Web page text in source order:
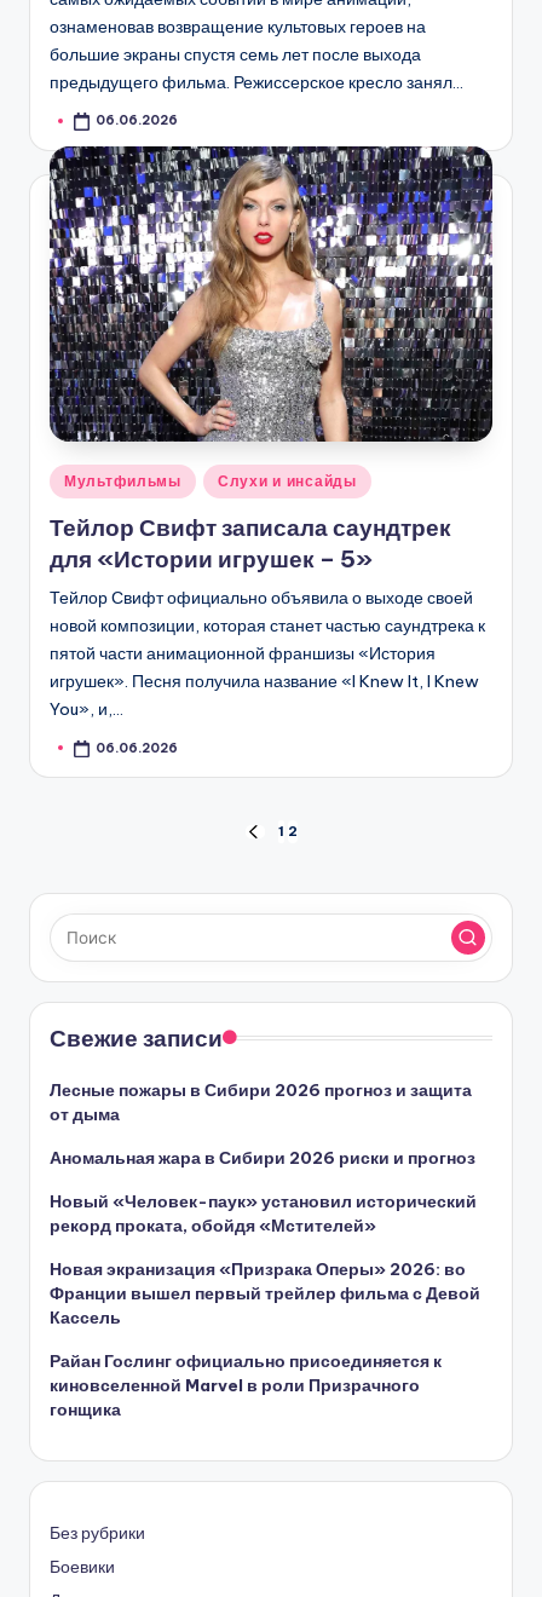
ознаменовав возвращение культовых героев на
большие экраны спустя семь лет после выхода
предыдущего фильма. Режиссерское кресло занял…
06.06.2026
Опубликовано
Мультфильмы Слухи и инсайды
Тейлор Свифт записала саундтрек
для «Истории игрушек – 5»
Тейлор Свифт официально объявила о выходе своей
новой композиции, которая станет частью саундтрека к
пятой части анимационной франшизы «История
игрушек». Песня получила название «I Knew It, I Knew
You», и,…
06.06.2026
записей
ПРЕД.
1 2
Свежие записи
Лесные пожары в Сибири 2026 прогноз и защита
от дыма
Аномальная жара в Сибири 2026 риски и прогноз
Новый «Человек-паук» установил исторический
рекорд проката, обойдя «Мстителей»
Новая экранизация «Призрака Оперы» 2026: во
Франции вышел первый трейлер фильма с Девой
Кассель
Райан Гослинг официально присоединяется к
киновселенной Marvel в роли Призрачного
гонщика
Без рубрики
Боевики